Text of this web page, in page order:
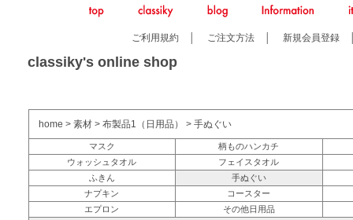
ご利用規約 ご注文方法 新規会員登録
classiky's online shop
home > 素材 > 布製品1（日用品） > 手ぬぐい
マスク
柄ものハンカチ
ウォッシュタオル
フェイスタオル
ふきん
手ぬぐい
ナプキン
コースター
エプロン
その他日用品